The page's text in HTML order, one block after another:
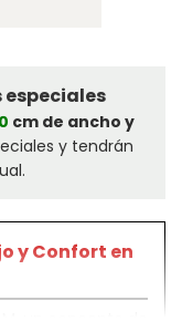
especiales
cm de ancho y
y tendrán
y Confort en